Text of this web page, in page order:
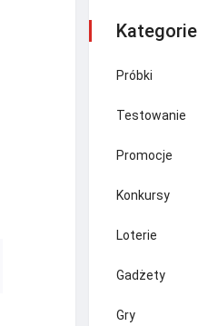
Kategorie
Próbki
Testowanie
Promocje
Konkursy
Loterie
Gadżety
Gry